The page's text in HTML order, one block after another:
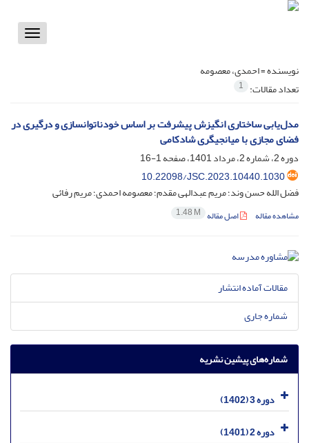
Toggle
نویسنده =احمدی، معصومه
تعداد مقالات: 1
مدل‌یابی ساختاری انگیزش پیشرفت بر اساس خودناتوان‎سازی و درگیری در
فضای مجازی با میانجی‎گری شادکامی
دوره 2، شماره 2، مرداد 1401، صفحه
1-16
10.22098/JSC.2023.10440.1030
فضل الله حسن وند؛ مریم عبدالهی مقدم؛ معصومه احمدی؛ مریم رفائی
مشاهده مقاله اصل مقاله 1.48 M
مقالات آماده انتشار
شماره جاری
شماره‌های پیشین نشریه
دوره 3 (1402)
دوره 2 (1401)